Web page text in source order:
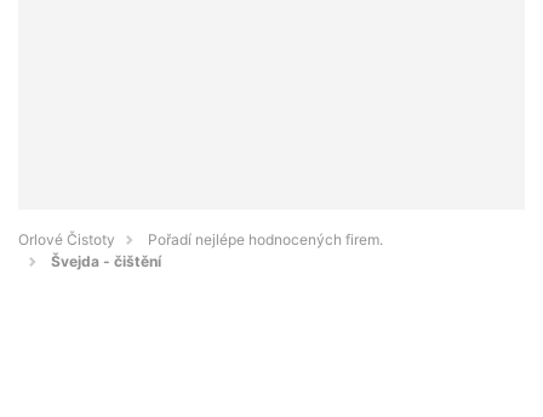
Orlové Čistoty
Pořadí nejlépe hodnocených firem.
Švejda - čištění